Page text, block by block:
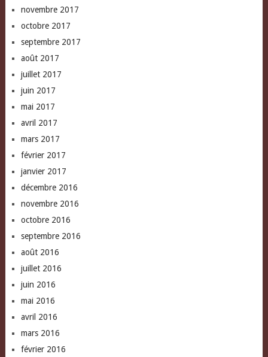
novembre 2017
octobre 2017
septembre 2017
août 2017
juillet 2017
juin 2017
mai 2017
avril 2017
mars 2017
février 2017
janvier 2017
décembre 2016
novembre 2016
octobre 2016
septembre 2016
août 2016
juillet 2016
juin 2016
mai 2016
avril 2016
mars 2016
février 2016